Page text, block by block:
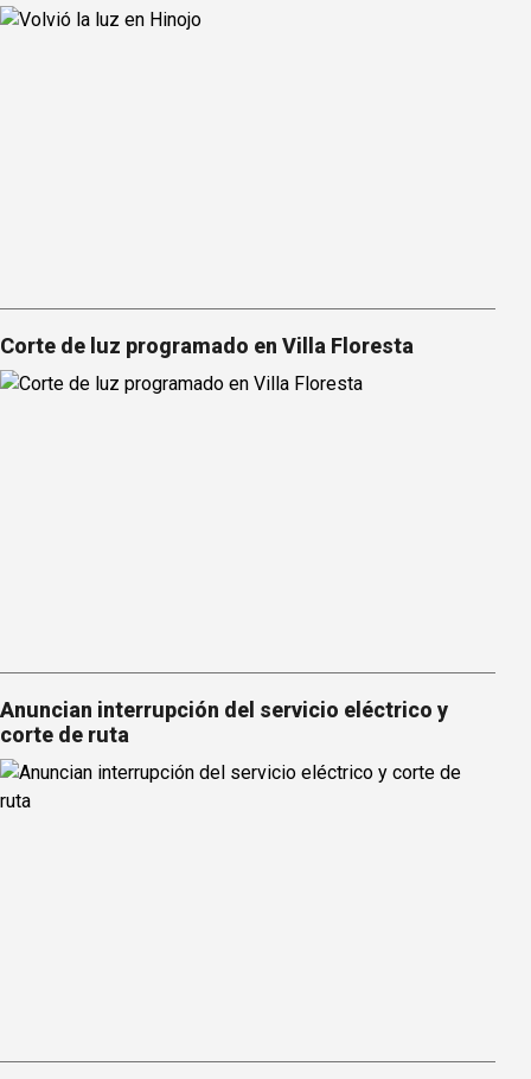
Corte de luz programado en Villa Floresta
Anuncian interrupción del servicio eléctrico y
corte de ruta